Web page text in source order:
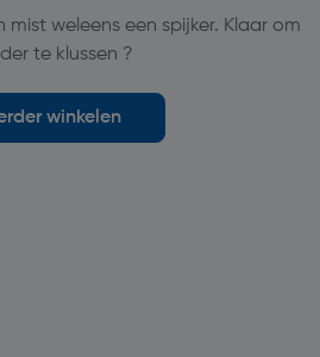
weleens een spijker. Klaar om
te klussen ?
winkelen